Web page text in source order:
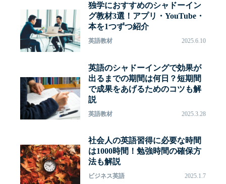
独学におすすめのシャドーイン
グ教材3選！アプリ・YouTube・
本を1つずつ紹介
英語教材 2025.6.10
英語のシャドーイングで効果が
出るまでの期間は何日？短期間
で成果をあげるためのコツも解
説
英語教材 2025.3.28
社会人の英語習得に必要な時間
は1000時間！勉強時間の確保方
法も解説
ビジネス英語 2025.1.7